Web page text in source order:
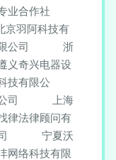
业合作社
京羽阿科技有
公司
浙
义奇兴电器设
技有限公
司
上海
律法律顾问有
宁夏沃
网络科技有限